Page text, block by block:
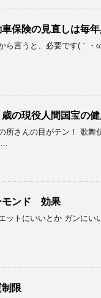
車保険の見直しは毎
ら言うと、必要です(｀・
歳の現役人間国宝の
所さんの目がテン！ 歌舞
モンド 効果
ットにいいとか ガンにい
限